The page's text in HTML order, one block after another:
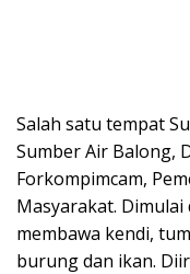
Salah satu tempat
Sumber Air Balong,
Forkompimcam,
Masyarakat.
membawa kendi,
burung dan ikan.